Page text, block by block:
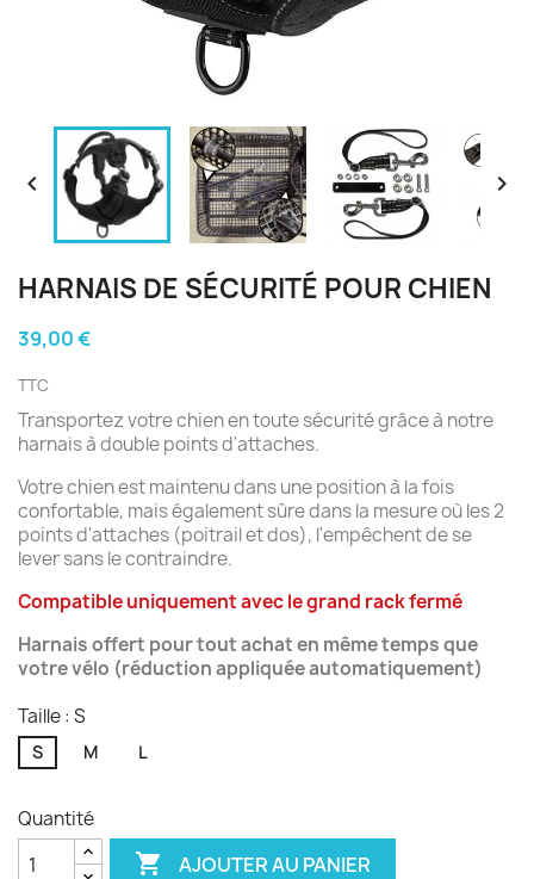
 
HARNAIS DE SÉCURITÉ POUR CHIEN
39,00 €
TTC
Transportez votre chien en toute sécurité grâce à notre
harnais à double points d'attaches.
Votre chien est maintenu dans une position à la fois
confortable, mais également sûre dans la mesure où les 2
points d'attaches (poitrail et dos), l'empêchent de se
lever sans le contraindre.
Compatible uniquement avec le grand rack fermé
Harnais offert pour tout achat en même temps que
votre vélo (réduction appliquée automatiquement)
Taille : S
S M L
Quantité
 AJOUTER AU PANIER